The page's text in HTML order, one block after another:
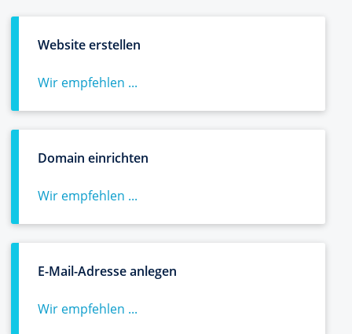
Website erstellen
Wir empfehlen ...
Domain einrichten
Wir empfehlen ...
E-Mail-Adresse anlegen
Wir empfehlen ...